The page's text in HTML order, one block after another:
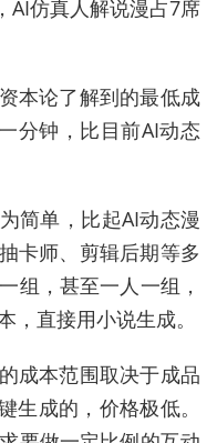
AI仿真人解说漫占7席
本论了解到的最低成
分钟，比目前AI动态
简单，比起AI动态漫
卡师、剪辑后期等多
组，甚至一人一组，
直接用小说生成。
成本范围取决于成品
生成的，价格极低。